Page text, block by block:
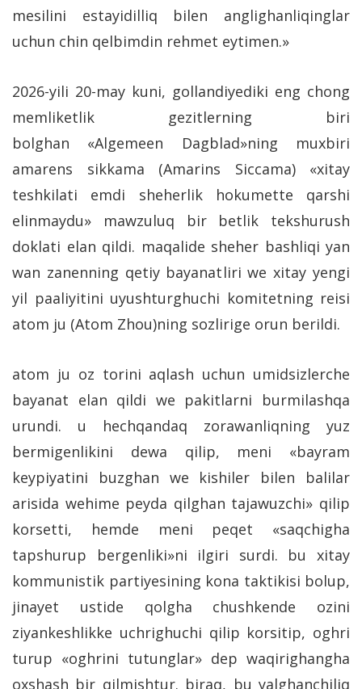
mesilini estayidilliq bilen anglighanliqinglar
uchun chin qelbimdin rehmet eytimen.»
2026-yili 20-may kuni, gollandiyediki eng chong
memliketlik gezitlerning biri
bolghan «Algemeen Dagblad»ning muxbiri
amarens sikkama (Amarins Siccama) «xitay
teshkilati emdi sheherlik hokumette qarshi
elinmaydu» mawzuluq bir betlik tekshurush
doklati elan qildi. maqalide sheher bashliqi yan
wan zanenning qetiy bayanatliri we xitay yengi
yil paaliyitini uyushturghuchi komitetning reisi
atom ju (Atom Zhou)ning sozlirige orun berildi.
atom ju oz torini aqlash uchun umidsizlerche
bayanat elan qildi we pakitlarni burmilashqa
urundi. u hechqandaq zorawanliqning yuz
bermigenlikini dewa qilip, meni «bayram
keypiyatini buzghan we kishiler bilen balilar
arisida wehime peyda qilghan tajawuzchi» qilip
korsetti, hemde meni peqet «saqchigha
tapshurup bergenliki»ni ilgiri surdi. bu xitay
kommunistik partiyesining kona taktikisi bolup,
jinayet ustide qolgha chushkende ozini
ziyankeshlikke uchrighuchi qilip korsitip, oghri
turup «oghrini tutunglar» dep waqirighangha
oxshash bir qilmishtur. biraq, bu yalghanchiliq